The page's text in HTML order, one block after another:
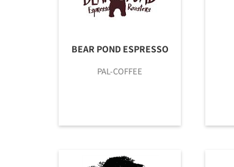
BEAR POND ESPRESSO
PAL-COFFEE